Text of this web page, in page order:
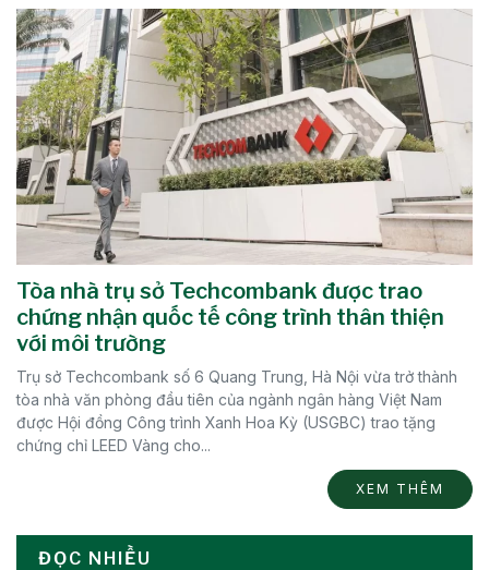
Tòa nhà trụ sở Techcombank được trao
chứng nhận quốc tế công trình thân thiện
với môi trường
Trụ sở Techcombank số 6 Quang Trung, Hà Nội vừa trở thành
tòa nhà văn phòng đầu tiên của ngành ngân hàng Việt Nam
được Hội đồng Công trình Xanh Hoa Kỳ (USGBC) trao tặng
chứng chỉ LEED Vàng cho...
XEM THÊM
ĐỌC NHIỀU